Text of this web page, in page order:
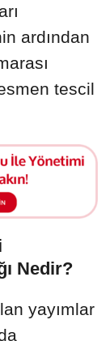
ardından
tescil
Nedir?
yayımlar